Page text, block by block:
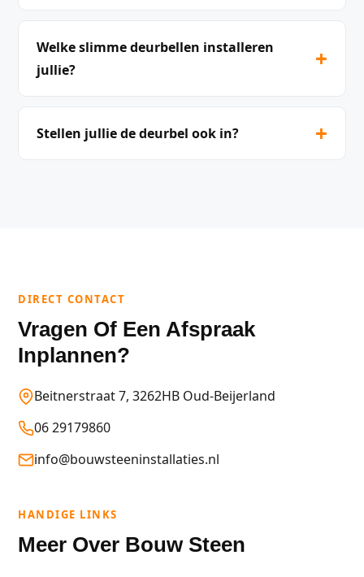
Welke slimme deurbellen installeren
jullie?
+
Stellen jullie de deurbel ook in? +
DIRECT CONTACT
Vragen Of Een Afspraak
Inplannen?
Beitnerstraat 7, 3262HB Oud-Beijerland
06 29179860
info@bouwsteeninstallaties.nl
HANDIGE LINKS
Meer Over Bouw Steen